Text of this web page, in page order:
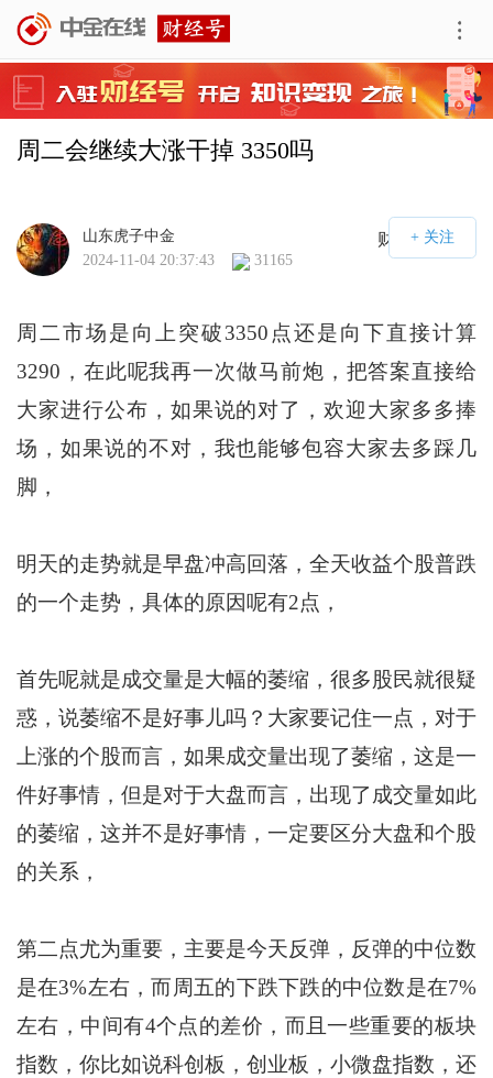
周二会继续大涨干掉 3350吗
财经号APP
山东虎子中金
2024-11-04 20:37:43
31165
周二市场是向上突破3350点还是向下直接计算
3290，在此呢我再一次做马前炮，把答案直接给
大家进行公布，如果说的对了，欢迎大家多多捧
场，如果说的不对，我也能够包容大家去多踩几
脚，
明天的走势就是早盘冲高回落，全天收益个股普跌
的一个走势，具体的原因呢有2点，
首先呢就是成交量是大幅的萎缩，很多股民就很疑
惑，说萎缩不是好事儿吗？大家要记住一点，对于
上涨的个股而言，如果成交量出现了萎缩，这是一
件好事情，但是对于大盘而言，出现了成交量如此
的萎缩，这并不是好事情，一定要区分大盘和个股
的关系，
第二点尤为重要，主要是今天反弹，反弹的中位数
是在3%左右，而周五的下跌下跌的中位数是在7%
左右，中间有4个点的差价，而且一些重要的板块
指数，你比如说科创板，创业板，小微盘指数，还